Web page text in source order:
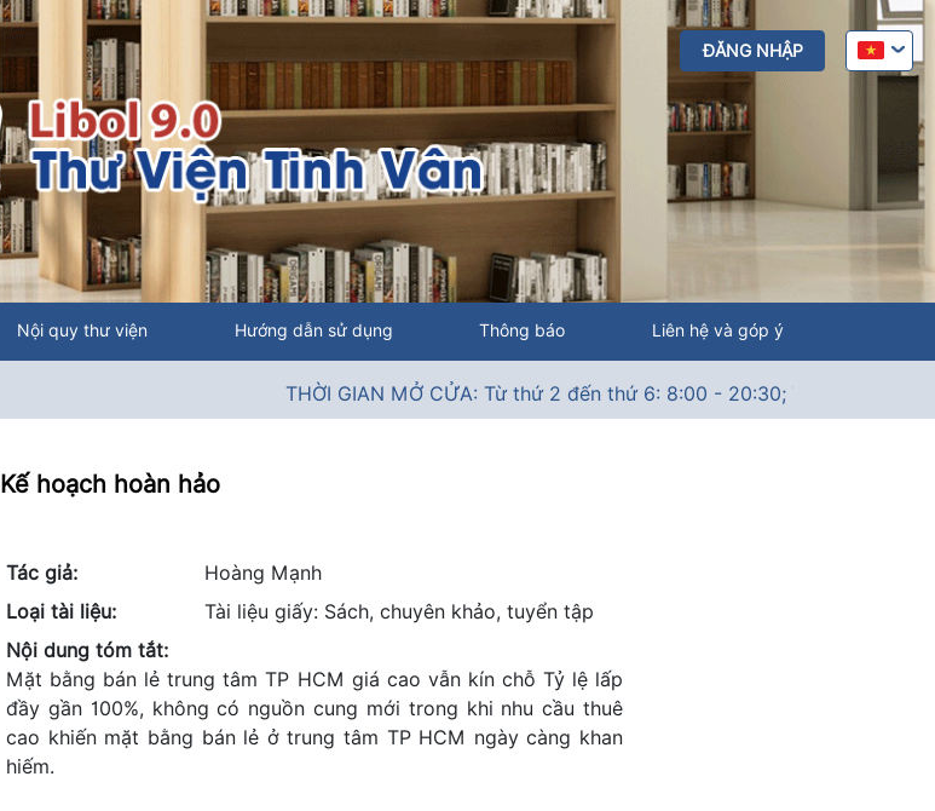
ĐĂNG NHẬP
Nội quy thư viện Hướng dẫn sử dụng Thông báo Liên hệ và góp ý
THỜI GIAN MỞ CỬA: Từ thứ 2 đến thứ 6: 8:00 - 20:30; Thứ 7: 9:00 - 18:00
Kế hoạch hoàn hảo
Tác giả:
Hoàng Mạnh
Loại tài liệu:
Tài liệu giấy: Sách, chuyên khảo, tuyển tập
Nội dung tóm tắt:
Mặt bằng bán lẻ trung tâm TP HCM giá cao vẫn kín chỗ Tỷ lệ lấp
đầy gần 100%, không có nguồn cung mới trong khi nhu cầu thuê
cao khiến mặt bằng bán lẻ ở trung tâm TP HCM ngày càng khan
hiếm.